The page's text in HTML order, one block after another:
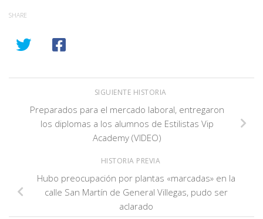
SHARE
SIGUIENTE HISTORIA
Preparados para el mercado laboral, entregaron
los diplomas a los alumnos de Estilistas Vip
Academy (VIDEO)
HISTORIA PREVIA
Hubo preocupación por plantas «marcadas» en la
calle San Martín de General Villegas, pudo ser
aclarado